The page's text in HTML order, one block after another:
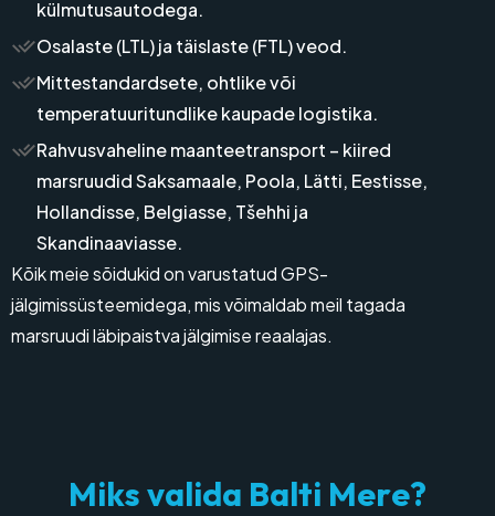
külmutusautodega.
Osalaste (LTL) ja täislaste (FTL) veod.
Mittestandardsete, ohtlike või
temperatuuritundlike kaupade logistika.
Rahvusvaheline maanteetransport – kiired
marsruudid Saksamaale, Poola, Lätti, Eestisse,
Hollandisse, Belgiasse, Tšehhi ja
Skandinaaviasse.
Kõik meie sõidukid on varustatud GPS-
jälgimissüsteemidega, mis võimaldab meil tagada
marsruudi läbipaistva jälgimise reaalajas.
Miksvalida Balti Mere?